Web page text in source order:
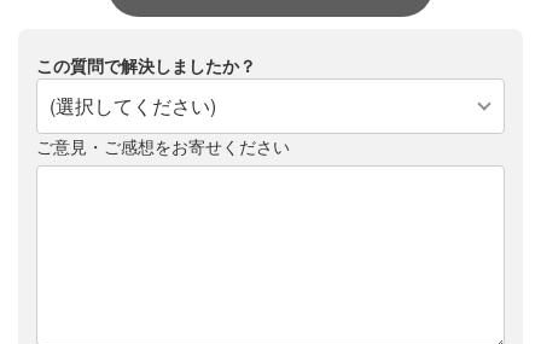
この質問で解決しましたか？
(選択してください)
ご意見・ご感想をお寄せください